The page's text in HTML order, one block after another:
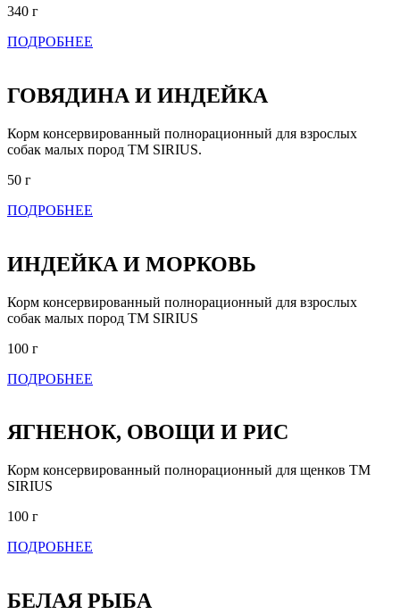
340 г
ПОДРОБНЕЕ
ГОВЯДИНА И ИНДЕЙКА
Корм консервированный полнорационный для взрослых
собак малых пород ТМ SIRIUS.
50 г
ПОДРОБНЕЕ
ИНДЕЙКА И МОРКОВЬ
Корм консервированный полнорационный для взрослых
собак малых пород ТМ SIRIUS
100 г
ПОДРОБНЕЕ
ЯГНЕНОК, ОВОЩИ И РИС
Корм консервированный полнорационный для щенков ТМ
SIRIUS
100 г
ПОДРОБНЕЕ
БЕЛАЯ РЫБА